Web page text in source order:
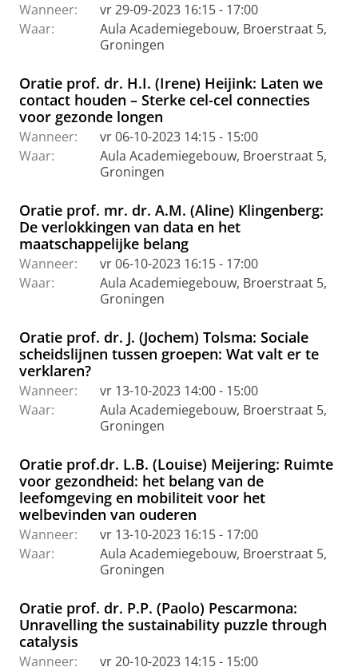
Wanneer:
vr 29-09-2023 16:15 - 17:00
Waar:
Aula Academiegebouw, Broerstraat 5,
Groningen
Oratie prof. dr. H.I. (Irene) Heijink: Laten we
contact houden – Sterke cel-cel connecties
voor gezonde longen
Wanneer:
vr 06-10-2023 14:15 - 15:00
Waar:
Aula Academiegebouw, Broerstraat 5,
Groningen
Oratie prof. mr. dr. A.M. (Aline) Klingenberg:
De verlokkingen van data en het
maatschappelijke belang
Wanneer:
vr 06-10-2023 16:15 - 17:00
Waar:
Aula Academiegebouw, Broerstraat 5,
Groningen
Oratie prof. dr. J. (Jochem) Tolsma: Sociale
scheidslijnen tussen groepen: Wat valt er te
verklaren?
Wanneer:
vr 13-10-2023 14:00 - 15:00
Waar:
Aula Academiegebouw, Broerstraat 5,
Groningen
Oratie prof.dr. L.B. (Louise) Meijering: Ruimte
voor gezondheid: het belang van de
leefomgeving en mobiliteit voor het
welbevinden van ouderen
Wanneer:
vr 13-10-2023 16:15 - 17:00
Waar:
Aula Academiegebouw, Broerstraat 5,
Groningen
Oratie prof. dr. P.P. (Paolo) Pescarmona:
Unravelling the sustainability puzzle through
catalysis
Wanneer:
vr 20-10-2023 14:15 - 15:00